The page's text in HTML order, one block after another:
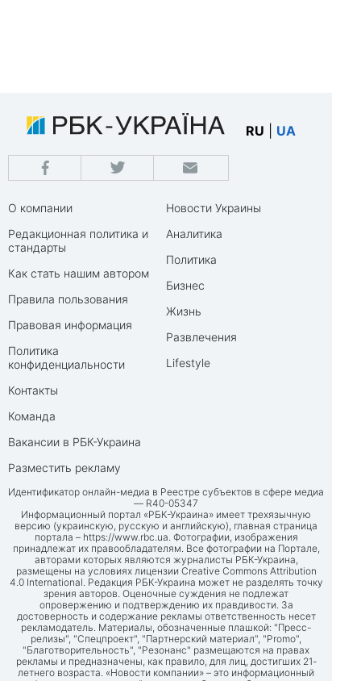
RU UA
О компании
Редакционная политика и
стандарты
Как стать нашим автором
Правила пользования
Правовая информация
Политика
конфиденциальности
Контакты
Команда
Вакансии в РБК-Украина
Разместить рекламу
Новости Украины
Аналитика
Политика
Бизнес
Жизнь
Развлечения
Lifestyle
Идентификатор онлайн-медиа в Реестре субъектов в сфере медиа
— R40-05347
Информационный портал «РБК-Украина» имеет трехязычную
версию (украинскую, русскую и английскую), главная страница
портала – https://www.rbc.ua. Фотографии, изображения
принадлежат их правообладателям. Все фотографии на Портале,
авторами которых являются журналисты РБК-Украина,
размещены на условиях лицензии Creative Commons Attribution
4.0 International. Редакция РБК-Украина может не разделять точку
зрения авторов. Оценочные суждения не подлежат
опровержению и подтверждению их правдивости. За
достоверность и содержание рекламы ответственность несет
рекламодатель. Материалы, обозначенные плашкой: "Пресс-
релизы", "Спецпроект", "Партнерский материал", "Promo",
"Благотворительность", "Резонанс" размещаются на правах
рекламы и предназначены, как правило, для лиц, достигших 21-
летнего возраста. «Новости компании» – это информационный